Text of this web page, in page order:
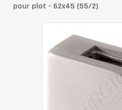
pour plat - 62x45 (55/2)